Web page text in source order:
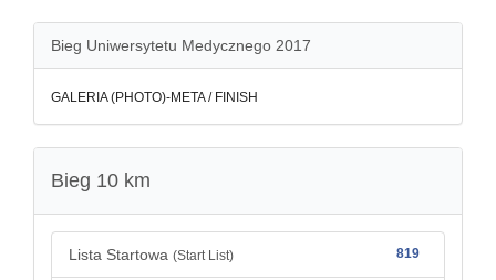
Bieg Uniwersytetu Medycznego 2017
GALERIA (PHOTO)-META / FINISH
Bieg 10 km
Lista Startowa (Start List) 819